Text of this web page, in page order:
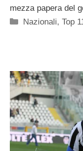
mezza papera del
Categorie
Nazionali,Top